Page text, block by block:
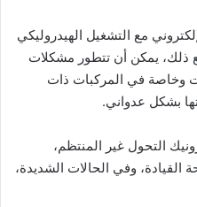
مع التشغيل الهيدروليكي
ذلك، يمكن أن تتطور مشكلات
وخاصة في المركبات ذات
بشكل عدواني.
التحول غير المنتظم،
القيادة، وفي الحالات الشديدة،